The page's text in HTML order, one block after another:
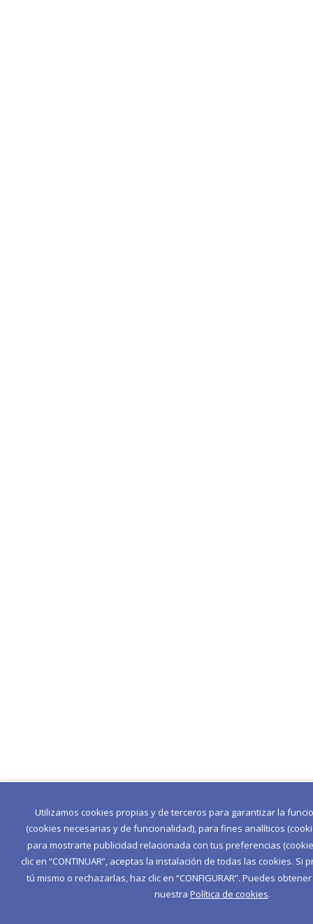
Utilizamos cookies propias y de terceros para garantizar la
(cookies necesarias y de funcionalidad), para fines analíticos
para mostrarte publicidad relacionada con tus preferencias
clic en “CONTINUAR”, aceptas la instalación de todas las cookies.
tú mismo o rechazarlas, haz clic en “CONFIGURAR”. Puedes
nuestra Política de cookies.